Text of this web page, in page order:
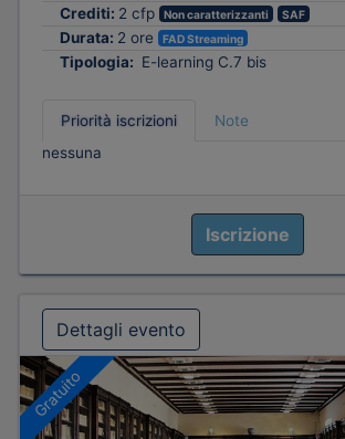
Crediti: 2 cfp Non caratterizzanti SAF
Durata: 2 ore FAD Streaming
Tipologia: E-learning C.7 bis
Priorità iscrizioni
Note
nessuna
Iscrizione
Dettagli evento
Gratuito